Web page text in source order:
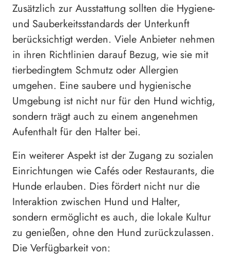
Zusätzlich zur Ausstattung sollten die Hygiene-
und Sauberkeitsstandards der Unterkunft
berücksichtigt werden. Viele Anbieter nehmen
in ihren Richtlinien darauf Bezug, wie sie mit
tierbedingtem Schmutz oder Allergien
umgehen. Eine saubere und hygienische
Umgebung ist nicht nur für den Hund wichtig,
sondern trägt auch zu einem angenehmen
Aufenthalt für den Halter bei.
Ein weiterer Aspekt ist der Zugang zu sozialen
Einrichtungen wie Cafés oder Restaurants, die
Hunde erlauben. Dies fördert nicht nur die
Interaktion zwischen Hund und Halter,
sondern ermöglicht es auch, die lokale Kultur
zu genießen, ohne den Hund zurückzulassen.
Die Verfügbarkeit von: